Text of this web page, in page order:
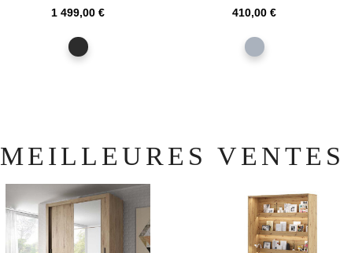
Graphite 140 pour lit...
Prix
1 499,00 €
graphite
TIROIRS AVEC
Prix
410,00 €
gris
MEILLEURES VENTES